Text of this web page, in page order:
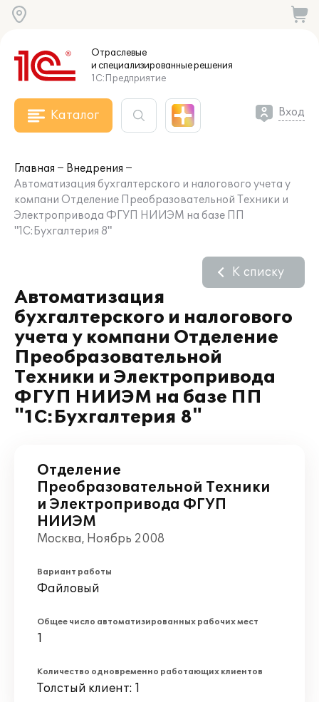
Отраслевые
и специализированныерешения
1С:Предприятие
Каталог Вход
Главная
Внедрения
Автоматизация бухгалтерского и налогового учета у
компани Отделение Преобразовательной Техники и
Электропривода ФГУП НИИЭМ на базе ПП
"1С:Бухгалтерия 8"
Автоматизация
бухгалтерского и налогового
учета у компани Отделение
Преобразовательной
Техники и Электропривода
ФГУП НИИЭМ на базе ПП
"1С:Бухгалтерия 8"
К списку
Отделение
Преобразовательной Техники
и Электропривода ФГУП
НИИЭМ
Москва, Ноябрь 2008
Вариант работы
Файловый
Общее число автоматизированных рабочих мест
1
Количество одновременно работающих клиентов
Толстый клиент: 1